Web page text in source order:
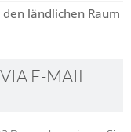
ländlichen Raum
E-MAIL